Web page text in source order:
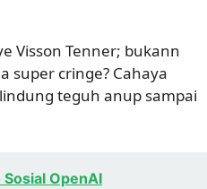
Visson Tenner; bukann
super cringe? Cahaya
teguh anup sampai
OpenAI